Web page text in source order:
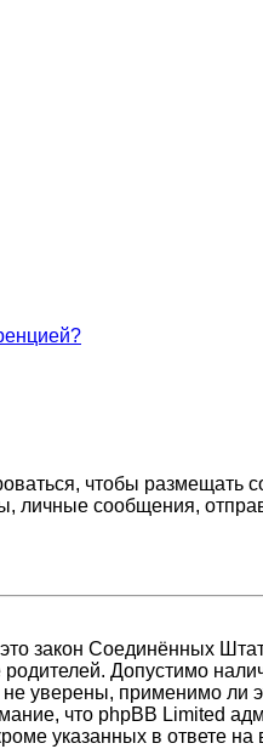
чтобы размещать
личные сообщения,
закон Соединённых
Допустимо
уверены, применимо ли
что phpBB Limited
указанных в ответе